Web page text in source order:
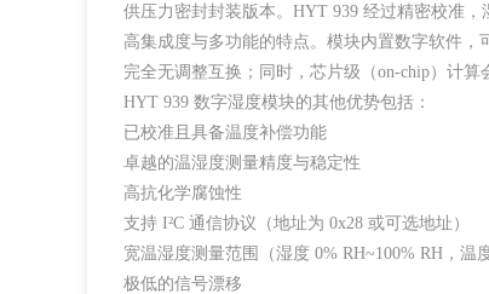
供压力密封封装版本。HYT 939 经过精密校准
高集成度与多功能的特点。模块内置数字软件
完全无调整互换；同时，芯片级（on-chip）计
HYT 939 数字湿度模块的其他优势包括：
已校准且具备温度补偿功能
卓越的温湿度测量精度与稳定性
高抗化学腐蚀性
支持 I²C 通信协议（地址为 0x28 或可选地址）
宽温湿度测量范围（湿度 0% RH~100% RH，温度
极低的信号漂移